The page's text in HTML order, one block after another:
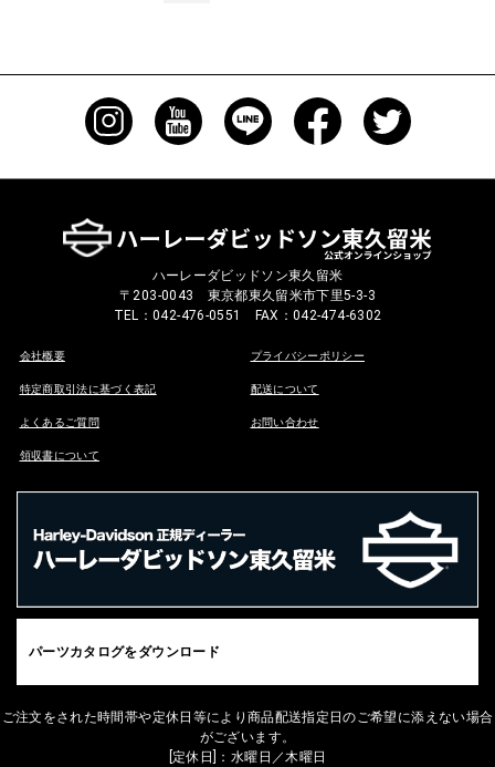
ハーレーダビッドソン東久留米
〒203-0043 東京都東久留米市下里5-3-3
TEL：042-476-0551 FAX：042-474-6302
会社概要 プライバシーポリシー
特定商取引法に基づく表記 配送について
よくあるご質問 お問い合わせ
領収書について
パーツカタログをダウンロード
ご注文をされた時間帯や定休日等により商品配送指定日のご希望に添えない場合
がございます。
[定休日]：水曜日／木曜日